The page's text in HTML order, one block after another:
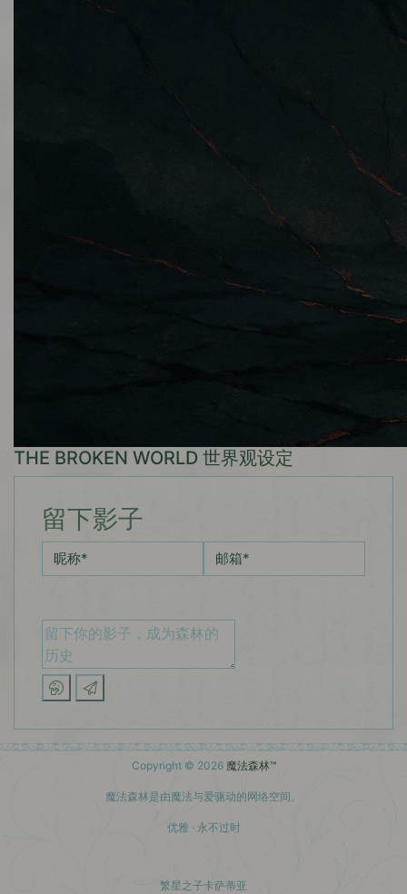
THE BROKEN WORLD 世界观设定
留下影子
昵称* 邮箱*
Copyright © 2026 魔法森林™
魔法森林是由魔法与爱驱动的网络空间。
优雅 · 永不过时
繁星之子卡萨蒂亚